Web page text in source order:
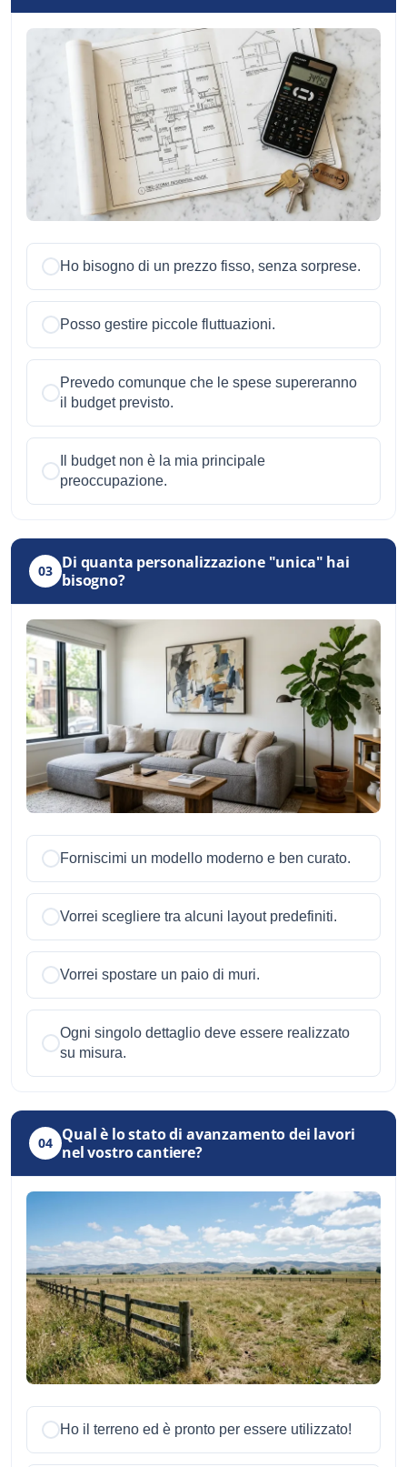
Ho bisogno di un prezzo fisso, senza sorprese.
Posso gestire piccole fluttuazioni.
Prevedo comunque che le spese supereranno
il budget previsto.
Il budget non è la mia principale
preoccupazione.
03 Di quanta personalizzazione "unica" hai
bisogno?
Forniscimi un modello moderno e ben curato.
Vorrei scegliere tra alcuni layout predefiniti.
Vorrei spostare un paio di muri.
Ogni singolo dettaglio deve essere realizzato
su misura.
04 Qual è lo stato di avanzamento dei lavori
nel vostro cantiere?
Ho il terreno ed è pronto per essere utilizzato!